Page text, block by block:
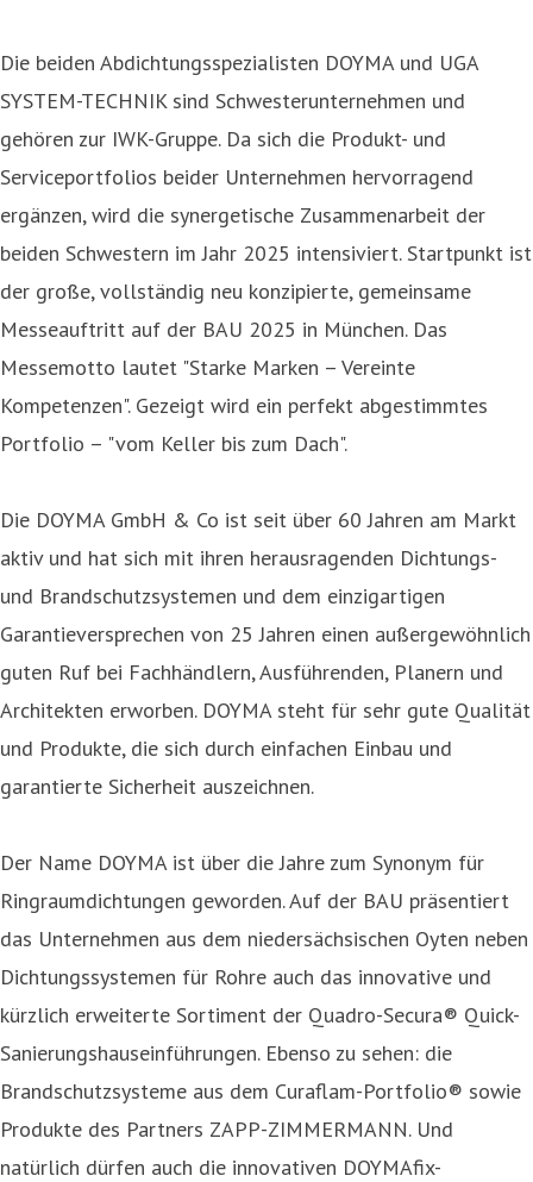
Die beiden Abdichtungsspezialisten DOYMA und UGA
SYSTEM-TECHNIK sind Schwesterunternehmen und
gehören zur IWK-Gruppe. Da sich die Produkt- und
Serviceportfolios beider Unternehmen hervorragend
ergänzen, wird die synergetische Zusammenarbeit der
beiden Schwestern im Jahr 2025 intensiviert. Startpunkt ist
der große, vollständig neu konzipierte, gemeinsame
Messeauftritt auf der BAU 2025 in München. Das
Messemotto lautet "Starke Marken – Vereinte
Kompetenzen". Gezeigt wird ein perfekt abgestimmtes
Portfolio – "vom Keller bis zum Dach".
Die DOYMA GmbH & Co ist seit über 60 Jahren am Markt
aktiv und hat sich mit ihren herausragenden Dichtungs-
und Brandschutzsystemen und dem einzigartigen
Garantieversprechen von 25 Jahren einen außergewöhnlich
guten Ruf bei Fachhändlern, Ausführenden, Planern und
Architekten erworben. DOYMA steht für sehr gute Qualität
und Produkte, die sich durch einfachen Einbau und
garantierte Sicherheit auszeichnen.
Der Name DOYMA ist über die Jahre zum Synonym für
Ringraumdichtungen geworden. Auf der BAU präsentiert
das Unternehmen aus dem niedersächsischen Oyten neben
Dichtungssystemen für Rohre auch das innovative und
kürzlich erweiterte Sortiment der Quadro-Secura® Quick-
Sanierungshauseinführungen. Ebenso zu sehen: die
Brandschutzsysteme aus dem Curaflam-Portfolio® sowie
Produkte des Partners ZAPP-ZIMMERMANN. Und
natürlich dürfen auch die innovativen DOYMAfix-